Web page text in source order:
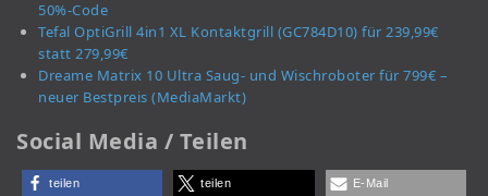
50%-Code
Tefal OptiGrill 4in1 XL Kontaktgrill (GC784D10) für 239,99€
statt 279,99€
Dreame Matrix 10 Ultra Saug- und Wischroboter für 799€ –
neuer Bestpreis (MediaMarkt)
Social Media / Teilen
teilen teilen E-Mail